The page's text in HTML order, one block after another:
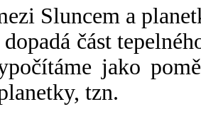
Sluncem a
část
jako
tzn.